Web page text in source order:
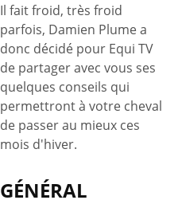
Il fait froid, très froid
parfois, Damien Plume a
donc décidé pour Equi TV
de partager avec vous ses
quelques conseils qui
permettront à votre cheval
de passer au mieux ces
mois d'hiver.
GÉNÉRAL